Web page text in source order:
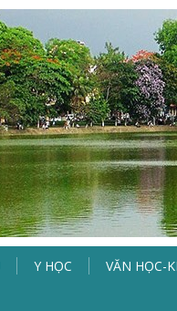
Y HỌC VĂN HỌC-